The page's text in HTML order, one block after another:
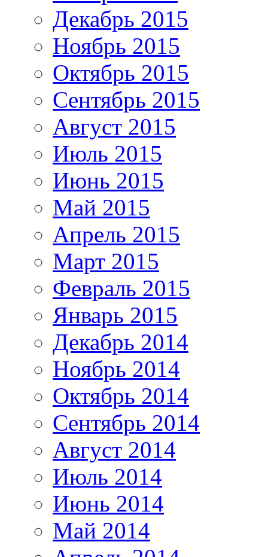
Декабрь 2015
Ноябрь 2015
Октябрь 2015
Сентябрь 2015
Август 2015
Июль 2015
Июнь 2015
Май 2015
Апрель 2015
Март 2015
Февраль 2015
Январь 2015
Декабрь 2014
Ноябрь 2014
Октябрь 2014
Сентябрь 2014
Август 2014
Июль 2014
Июнь 2014
Май 2014